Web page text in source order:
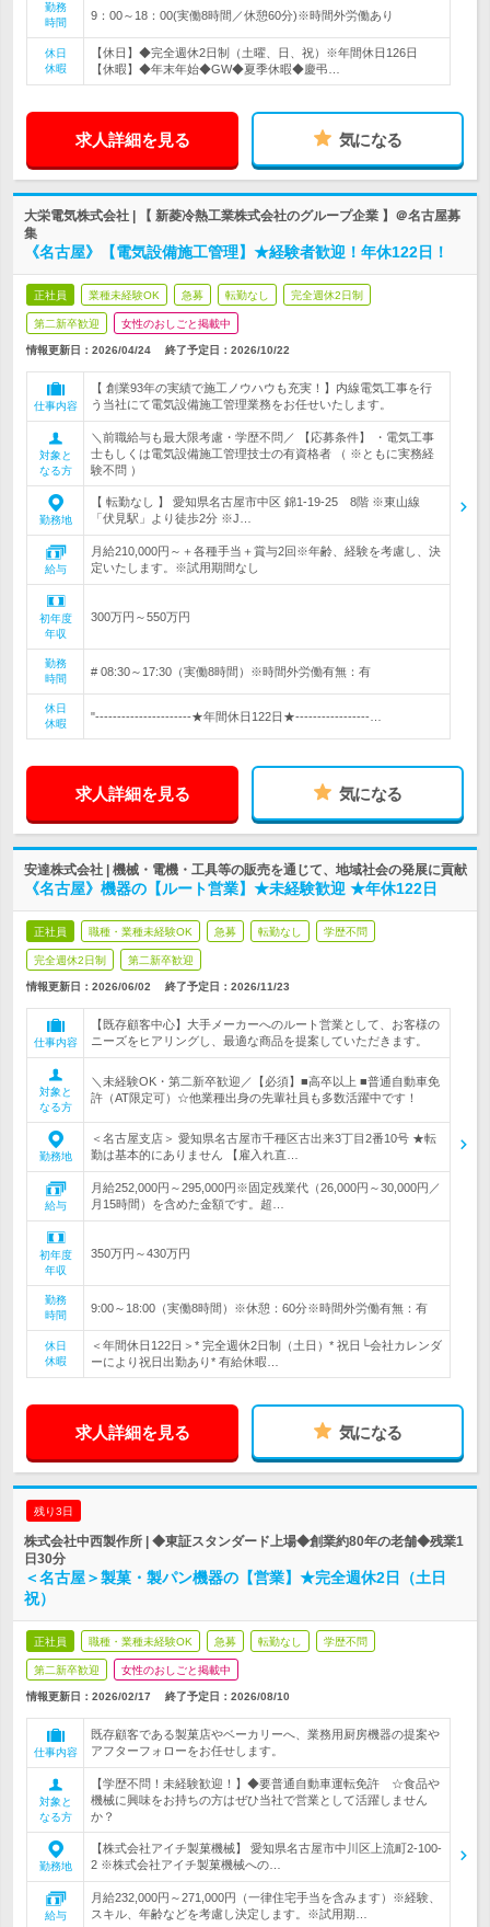
勤務
時間
9：00～18：00(実働8時間／休憩60分)※時間外労働あり
休日
休暇
【休日】◆完全週休2日制（土曜、日、祝）※年間休日126日
【休暇】◆年末年始◆GW◆夏季休暇◆慶弔…
求人詳細を見る 気になる
大栄電気株式会社 | 【 新菱冷熱工業株式会社のグループ企業 】＠名古屋募
集
《名古屋》【電気設備施工管理】★経験者歓迎！年休122日！
正社員 業種未経験OK 急募 転勤なし 完全週休2日制
第二新卒歓迎 女性のおしごと掲載中
情報更新日：2026/04/24 終了予定日： 2026/10/22
仕事内容
【 創業93年の実績で施工ノウハウも充実！】内線電気工事を行
う当社にて電気設備施工管理業務をお任せいたします。
対象と
なる方
＼前職給与も最大限考慮・学歴不問／ 【応募条件】 ・電気工事
士もしくは電気設備施工管理技士の有資格者 （ ※ともに実務経
験不問 ）
勤務地
【 転勤なし 】 愛知県名古屋市中区 錦1-19-25 8階 ※東山線
「伏見駅」より徒歩2分 ※J…
給与
月給210,000円～＋各種手当＋賞与2回※年齢、経験を考慮し、決
定いたします。※試用期間なし
初年度
年収
300万円～550万円
勤務
時間
# 08:30～17:30（実働8時間）※時間外労働有無：有
休日
休暇
"----------------------★年間休日122日★-----------------…
求人詳細を見る 気になる
安達株式会社 | 機械・電機・工具等の販売を通じて、地域社会の発展に貢献
《名古屋》機器の【ルート営業】★未経験歓迎 ★年休122日
正社員 職種・業種未経験OK 急募 転勤なし 学歴不問
完全週休2日制 第二新卒歓迎
情報更新日：2026/06/02 終了予定日： 2026/11/23
仕事内容
【既存顧客中心】大手メーカーへのルート営業として、お客様の
ニーズをヒアリングし、最適な商品を提案していただきます。
対象と
なる方
＼未経験OK・第二新卒歓迎／【必須】■高卒以上 ■普通自動車免
許（AT限定可）☆他業種出身の先輩社員も多数活躍中です！
勤務地
＜名古屋支店＞ 愛知県名古屋市千種区古出来3丁目2番10号 ★転
勤は基本的にありません 【雇入れ直…
給与
月給252,000円～295,000円※固定残業代（26,000円～30,000円／
月15時間）を含めた金額です。超…
初年度
年収
350万円～430万円
勤務
時間
9:00～18:00（実働8時間）※休憩：60分※時間外労働有無：有
休日
休暇
＜年間休日122日＞* 完全週休2日制（土日）* 祝日└会社カレンダ
ーにより祝日出勤あり* 有給休暇…
求人詳細を見る 気になる
残り3日
株式会社中西製作所 | ◆東証スタンダード上場◆創業約80年の老舗◆残業1
日30分
＜名古屋＞製菓・製パン機器の【営業】★完全週休2日（土日
祝）
正社員 職種・業種未経験OK 急募 転勤なし 学歴不問
第二新卒歓迎 女性のおしごと掲載中
情報更新日：2026/02/17 終了予定日： 2026/08/10
仕事内容
既存顧客である製菓店やベーカリーへ、業務用厨房機器の提案や
アフターフォローをお任せします。
対象と
なる方
【学歴不問！未経験歓迎！】◆要普通自動車運転免許 ☆食品や
機械に興味をお持ちの方はぜひ当社で営業として活躍しません
か？
勤務地
【株式会社アイチ製菓機械】 愛知県名古屋市中川区上流町2-100-
2 ※株式会社アイチ製菓機械への…
給与
月給232,000円～271,000円（一律住宅手当を含みます）※経験、
スキル、年齢などを考慮し決定します。※試用期…